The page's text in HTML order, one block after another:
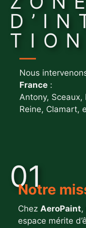
TION
Nous
France :
Antony,
Reine, Clamart,
01
Notre
Chez AeroPaint,
espace mérite